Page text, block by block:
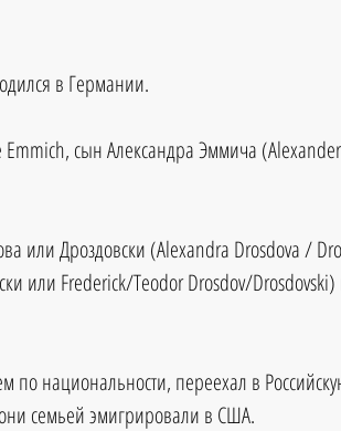
в Германии.
сын Александра Эммича
или Дроздовски (Alexandra Drosdova /
или Frederick/Teodor Drosdov/
национальности, переехал в
семьей эмигрировали в США.